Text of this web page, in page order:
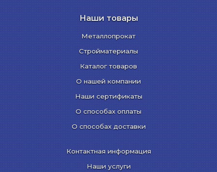
Наши товары
Металлопрокат
Стройматериалы
Каталог товаров
О нашей компании
Наши сертификаты
О способах оплаты
О способах доставки
Контактная информация
Наши услуги